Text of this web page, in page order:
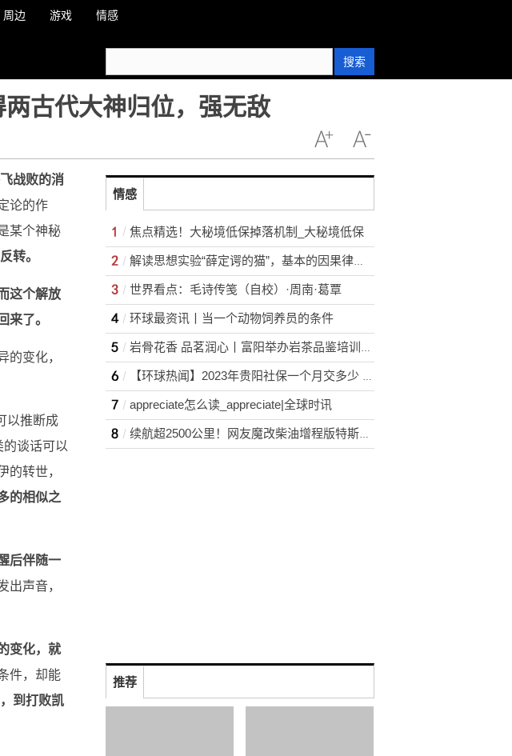
周边 游戏 情感
搜索
古代大神归位，强无敌
战败的消
论的作
某个神秘
转。
这个解放
来了。
的变化，
以推断成
的谈话可以
的转世，
的相似之
后伴随一
出声音，
变化，就
件，却能
到打败凯
情感
焦点精选！大秘境低保掉落机制_大秘境低保
解读思想实验“薛定谔的猫”，基本的因果律也不存在了！
世界看点：毛诗传笺（自校）·周南·葛覃
环球最资讯丨当一个动物饲养员的条件
岩骨花香 品茗润心丨富阳举办岩茶品鉴培训会|焦点播报
【环球热闻】2023年贵阳社保一个月交多少 2023贵阳个人社保缴纳需要多少钱
appreciate怎么读_appreciate|全球时讯
续航超2500公里！网友魔改柴油增程版特斯拉Model S|世界热文
推荐